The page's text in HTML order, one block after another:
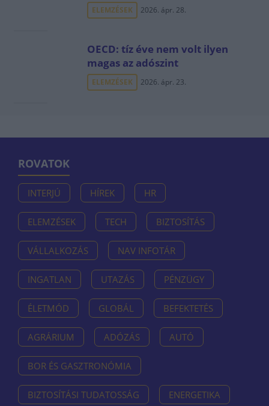
ELEMZÉSEK 2026. ápr. 28.
OECD: tíz éve nem volt ilyen
magas az adószint
ELEMZÉSEK 2026. ápr. 23.
ROVATOK
INTERJÚ HÍREK HR
ELEMZÉSEK TECH BIZTOSÍTÁS
VÁLLALKOZÁS NAV INFOTÁR
INGATLAN UTAZÁS PÉNZÜGY
ÉLETMÓD GLOBÁL BEFEKTETÉS
AGRÁRIUM ADÓZÁS AUTÓ
BOR ÉS GASZTRONÓMIA
BIZTOSÍTÁSI TUDATOSSÁG ENERGETIKA